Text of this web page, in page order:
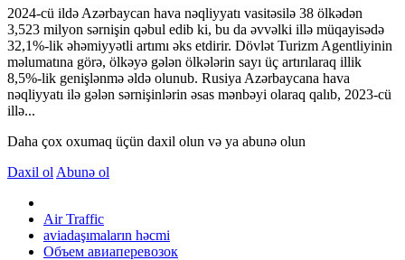
2024-cü ildə Azərbaycan hava nəqliyyatı vasitəsilə 38 ölkədən
3,523 milyon sərnişin qəbul edib ki, bu da əvvəlki illə müqayisədə
32,1%-lik əhəmiyyətli artımı əks etdirir. Dövlət Turizm Agentliyinin
məlumatına görə, ölkəyə gələn ölkələrin sayı üç artırılaraq illik
8,5%-lik genişlənmə əldə olunub. Rusiya Azərbaycana hava
nəqliyyatı ilə gələn sərnişinlərin əsas mənbəyi olaraq qalıb, 2023-cü
illə...
Daha çox oxumaq üçün daxil olun və ya abunə olun
Daxil ol Abunə ol
Air Traffic
aviadaşımaların həcmi
Объем авиаперевозок